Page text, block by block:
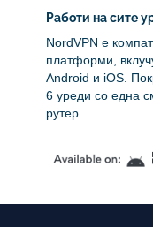
Работи на сите
NordVPN е
платформи,
Android и iOS.
6 уреди со една
рутер.